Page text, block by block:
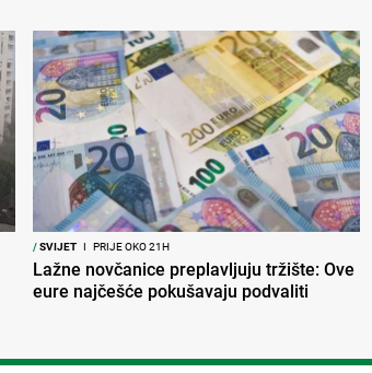
/SVIJET I PRIJE OKO 21H
Lažne novčanice preplavljuju tržište: Ove
eure najčešće pokušavaju podvaliti